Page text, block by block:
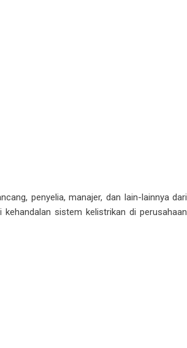
penyelia, manajer, dan lain-lainnya dari
sistem kelistrikan di perusahaan